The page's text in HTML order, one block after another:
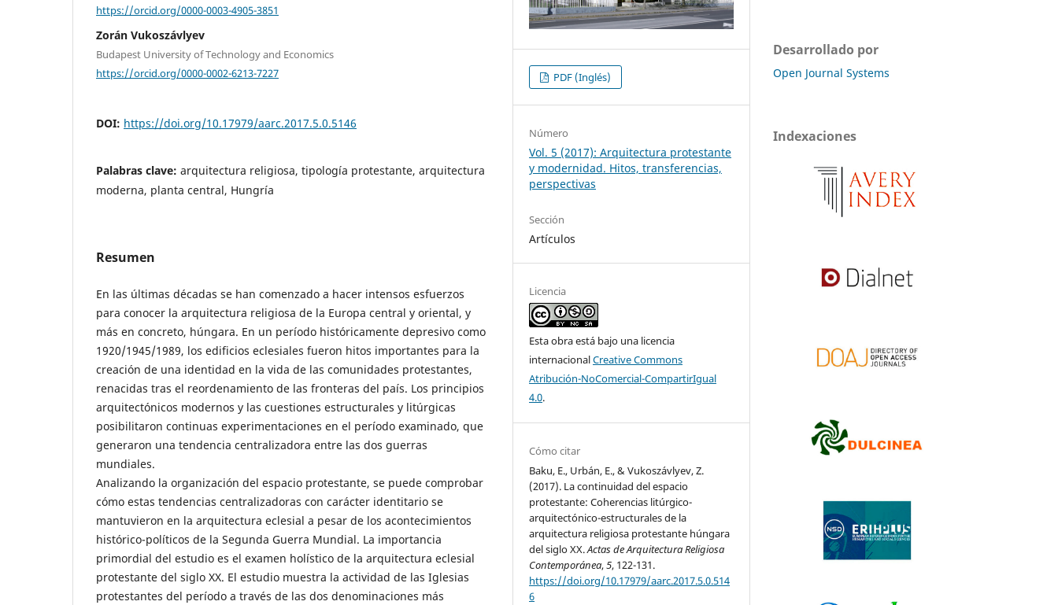
https://orcid.org/0000-0003-4905-3851
Zorán Vukoszávlyev
Budapest University of Technology and Economics
https://orcid.org/0000-0002-6213-7227
DOI: https://doi.org/10.17979/aarc.2017.5.0.5146
Palabras clave: arquitectura religiosa, tipología protestante, arquitectura
moderna, planta central, Hungría
Resumen
En las últimas décadas se han comenzado a hacer intensos esfuerzos
para conocer la arquitectura religiosa de la Europa central y oriental, y
más en concreto, húngara. En un período históricamente depresivo como
1920/1945/1989, los edificios eclesiales fueron hitos importantes para la
creación de una identidad en la vida de las comunidades protestantes,
renacidas tras el reordenamiento de las fronteras del país. Los principios
arquitectónicos modernos y las cuestiones estructurales y litúrgicas
posibilitaron continuas experimentaciones en el período examinado, que
generaron una tendencia centralizadora entre las dos guerras
mundiales.
Analizando la organización del espacio protestante, se puede comprobar
cómo estas tendencias centralizadoras con carácter identitario se
mantuvieron en la arquitectura eclesial a pesar de los acontecimientos
histórico-políticos de la Segunda Guerra Mundial. La importancia
primordial del estudio es el examen holístico de la arquitectura eclesial
protestante del siglo XX. El estudio muestra la actividad de las Iglesias
protestantes del período a través de las dos denominaciones más
PDF (Inglés)
Número
Vol. 5 (2017): Arquitectura protestante
y modernidad. Hitos, transferencias,
perspectivas
Sección
Artículos
Licencia
Esta obra está bajo una licencia
internacionalCreative Commons
Atribución-NoComercial-CompartirIgual
4.0.
Cómo citar
Baku, E., Urbán, E., & Vukoszávlyev, Z.
(2017). La continuidad del espacio
protestante: Coherencias litúrgico-
arquitectónico-estructurales de la
arquitectura religiosa protestante húngara
del siglo XX.Actas de Arquitectura Religiosa
Contemporánea,5, 122-131.
https://doi.org/10.17979/aarc.2017.5.0.514
6
Desarrollado por
Open Journal Systems
Indexaciones